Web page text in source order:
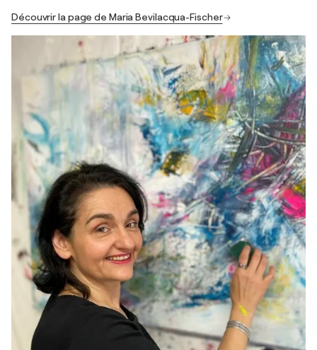
Découvrir la page de Maria Bevilacqua-Fischer